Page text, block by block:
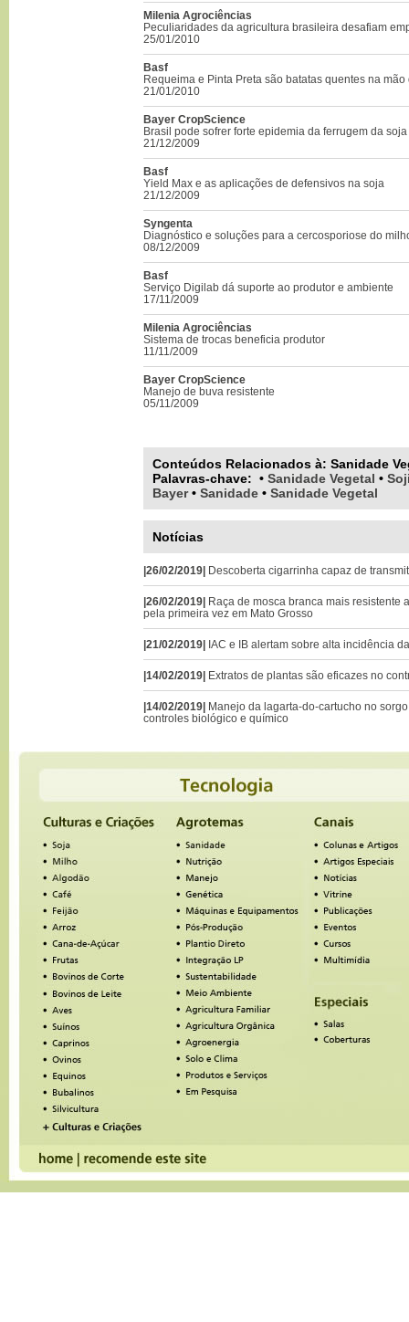
Milenia Agrociências
Peculiaridades da agricultura brasileira desafiam
25/01/2010
Basf
Requeima e Pinta Preta são batatas quentes na mão
21/01/2010
Bayer CropScience
Brasil pode sofrer forte epidemia da ferrugem da soja
21/12/2009
Basf
Yield Max e as aplicações de defensivos na soja
21/12/2009
Syngenta
Diagnóstico e soluções para a cercosporiose do
08/12/2009
Basf
Serviço Digilab dá suporte ao produtor e ambiente
17/11/2009
Milenia Agrociências
Sistema de trocas beneficia produtor
11/11/2009
Bayer CropScience
Manejo de buva resistente
05/11/2009
Conteúdos Relacionados à: Sanidade
Palavras-chave: • Sanidade Vegetal •
Bayer • Sanidade • Sanidade Vegetal
Notícias
|26/02/2019| Descoberta cigarrinha capaz de
|26/02/2019| Raça de mosca branca mais resistente
pela primeira vez em Mato Grosso
|21/02/2019| IAC e IB alertam sobre alta incidência
|14/02/2019| Extratos de plantas são eficazes no
|14/02/2019| Manejo da lagarta-do-cartucho no
controles biológico e químico